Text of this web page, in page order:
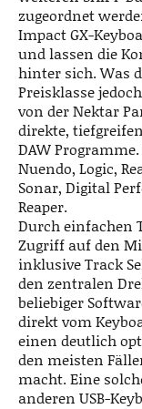
zugeordnet
Impact GX-
und lassen die
hinter sich. Was
Preisklasse
von der Nektar
direkte,
DAW
Nuendo, Logic,
Sonar, Digital
Reaper.
Durch einfachen
Zugriff auf den
inklusive Track
den zentralen
beliebiger
direkt vom
einen deutlich
den meisten
macht. Eine
anderen USB-